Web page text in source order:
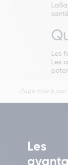
Les
Les
Page mise à jour
Les